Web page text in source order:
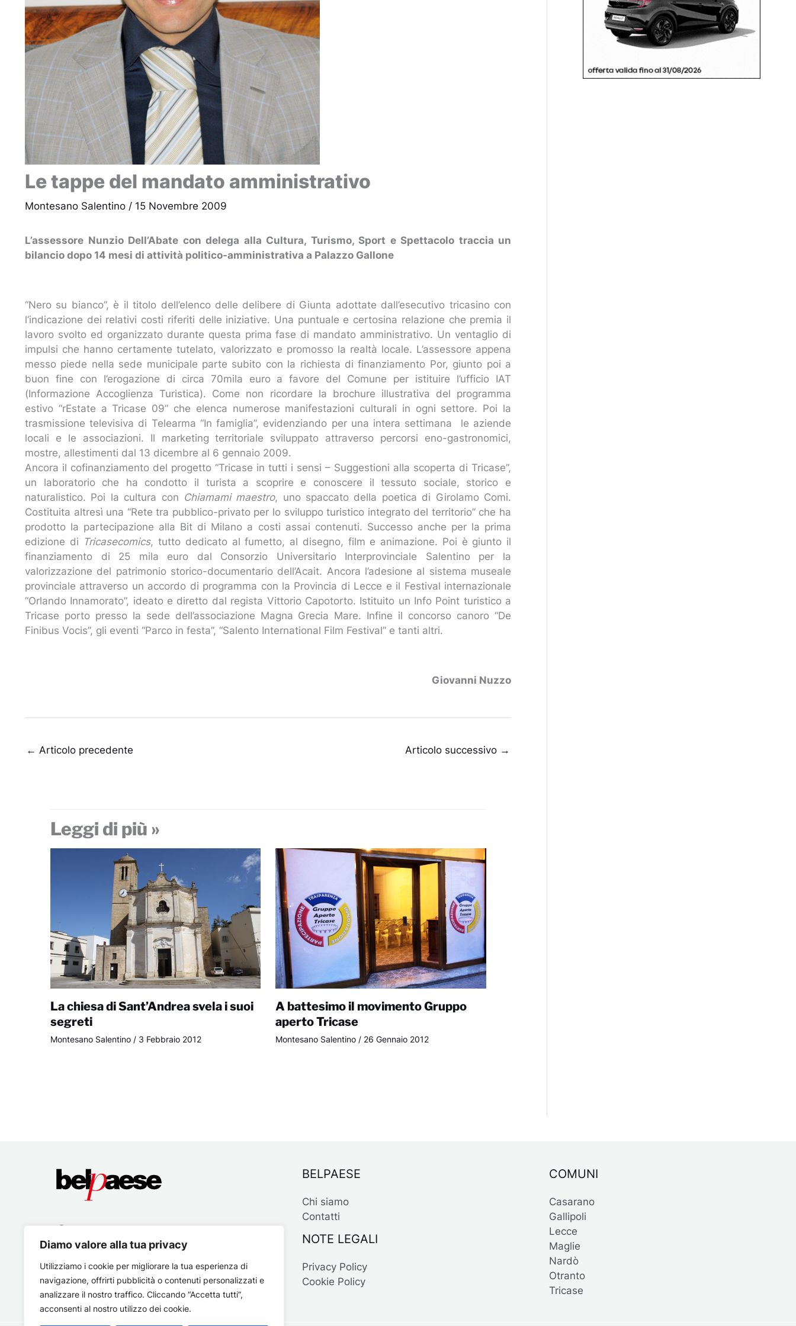
Diamo valore alla tua privacy
Utilizziamo i cookie per migliorare la tua esperienza di
navigazione, offrirti pubblicità o contenuti personalizzati e
analizzare il nostro traffico. Cliccando “Accetta tutti”,
acconsenti al nostro utilizzo dei cookie.
Le tappe del mandato amministrativo
Montesano Salentino / 15 Novembre 2009
L’assessore Nunzio Dell’Abate con delega alla Cultura, Turismo, Sport e Spettacolo traccia un
bilancio dopo 14 mesi di attività politico-amministrativa a Palazzo Gallone
“Nero su bianco”, è il titolo dell’elenco delle delibere di Giunta adottate dall’esecutivo tricasino con
l’indicazione dei relativi costi riferiti delle iniziative. Una puntuale e certosina relazione che premia il
lavoro svolto ed organizzato durante questa prima fase di mandato amministrativo. Un ventaglio di
impulsi che hanno certamente tutelato, valorizzato e promosso la realtà locale. L’assessore appena
messo piede nella sede municipale parte subito con la richiesta di finanziamento Por, giunto poi a
buon fine con l’erogazione di circa 70mila euro a favore del Comune per istituire l’ufficio IAT
(Informazione Accoglienza Turistica). Come non ricordare la brochure illustrativa del programma
estivo “rEstate a Tricase 09” che elenca numerose manifestazioni culturali in ogni settore. Poi la
trasmissione televisiva di Telearma “In famiglia”, evidenziando per una intera settimana le aziende
locali e le associazioni. Il marketing territoriale sviluppato attraverso percorsi eno-gastronomici,
mostre, allestimenti dal 13 dicembre al 6 gennaio 2009.
Ancora il cofinanziamento del progetto “Tricase in tutti i sensi – Suggestioni alla scoperta di Tricase”,
un laboratorio che ha condotto il turista a scoprire e conoscere il tessuto sociale, storico e
naturalistico. Poi la cultura con Chiamami maestro, uno spaccato della poetica di Girolamo Comi.
Costituita altresì una “Rete tra pubblico-privato per lo sviluppo turistico integrato del territorio” che ha
prodotto la partecipazione alla Bit di Milano a costi assai contenuti. Successo anche per la prima
edizione di Tricasecomics, tutto dedicato al fumetto, al disegno, film e animazione. Poi è giunto il
finanziamento di 25 mila euro dal Consorzio Universitario Interprovinciale Salentino per la
valorizzazione del patrimonio storico-documentario dell’Acait. Ancora l’adesione al sistema museale
provinciale attraverso un accordo di programma con la Provincia di Lecce e il Festival internazionale
“Orlando Innamorato”, ideato e diretto dal regista Vittorio Capotorto. Istituito un Info Point turistico a
Tricase porto presso la sede dell’associazione Magna Grecia Mare. Infine il concorso canoro “De
Finibus Vocis”, gli eventi “Parco in festa”, “Salento International Film Festival” e tanti altri.
Giovanni Nuzzo
← Articolo precedente Articolo successivo →
Leggi di più »
La chiesa di Sant’Andrea svela i suoi
segreti
Montesano Salentino/ 3 Febbraio 2012
A battesimo il movimento Gruppo
aperto Tricase
Montesano Salentino / 26 Gennaio 2012
BELPAESE
Chi siamo
Contatti
NOTE LEGALI
Privacy Policy
Cookie Policy
COMUNI
Casarano
Gallipoli
Lecce
Maglie
Nardò
Otranto
Tricase